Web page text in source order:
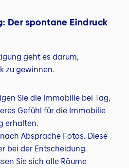
Der spontane Eindruck
geht es darum,
zu gewinnen.
Sie die Immobilie bei Tag,
Gefühl für die Immobilie
erhalten.
Absprache Fotos. Diese
bei der Entscheidung.
Sie sich alle Räume